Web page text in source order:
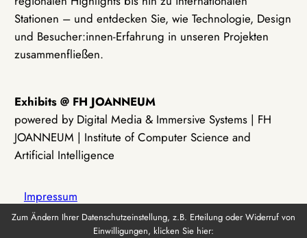
Stationen – und entdecken Sie, wie Technologie, Design
und Besucher:innen-Erfahrung in unseren Projekten
zusammenfließen.
Exhibits @ FH JOANNEUM
powered by Digital Media & Immersive Systems | FH
JOANNEUM | Institute of Computer Science and
Artificial Intelligence
Impressum
Zum Ändern Ihrer Datenschutzeinstellung, z.B. Erteilung oder Widerruf von
Einwilligungen, klicken Sie hier: